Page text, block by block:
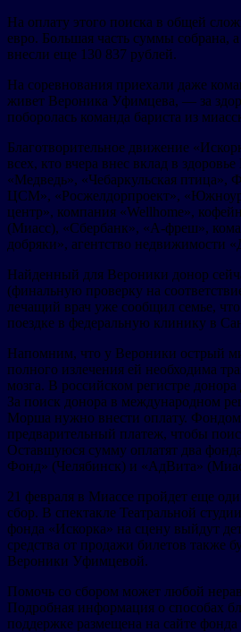
На оплату этого поиска в общей
евро. Большая часть суммы собрана,
внесли еще 130 837 рублей.
На соревнования приехали даже
живет Вероника Уфимцева, — за
поборолась команда бариста из
Благотворительное движение
всех, кто вчера внес вклад в
«Медведь», «Чебаркульская птица»,
ЦСМ», «Росжелдорпроект»,
центр», компания «Wellhome»,
(Миасс), «Сбербанк», «А-фреш»,
добряки», агентство недвижимости
Найденный для Вероники донор
(финальную проверку на
лечащий врач уже сообщил семье,
поездке в федеральную клинику в
Напомним, что у Вероники острый
полного излечения ей необходима
мозга. В российском регистре
За поиск донора в международном
Морша нужно внести оплату. Фондом
предварительный платеж, чтобы
Оставшуюся сумму оплатят два
Фонд» (Челябинск) и «АдВита»
21 февраля в Миассе пройдет еще
сбор. В спектакле Театральной
фонда «Искорка» на сцену выйдут
средства от продажи билетов также
Вероники Уфимцевой.
Помочь со сбором может любой
Подробная информация о способах
поддержке размещена на сайте